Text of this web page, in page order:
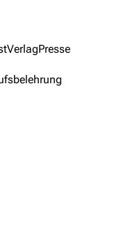
VerlagPresse